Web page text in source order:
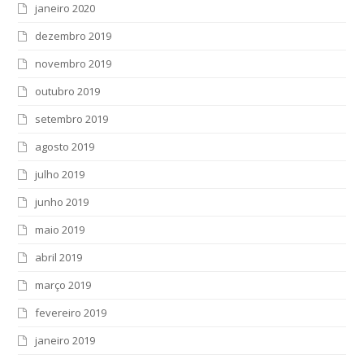
janeiro 2020
dezembro 2019
novembro 2019
outubro 2019
setembro 2019
agosto 2019
julho 2019
junho 2019
maio 2019
abril 2019
março 2019
fevereiro 2019
janeiro 2019